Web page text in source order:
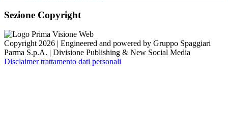
Sezione Copyright
Copyright 2026 | Engineered and powered by Gruppo Spaggiari
Parma S.p.A. | Divisione Publishing & New Social Media
Disclaimer trattamento dati personali